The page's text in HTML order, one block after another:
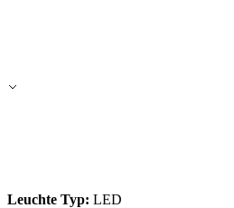
Leuchte Typ: LED